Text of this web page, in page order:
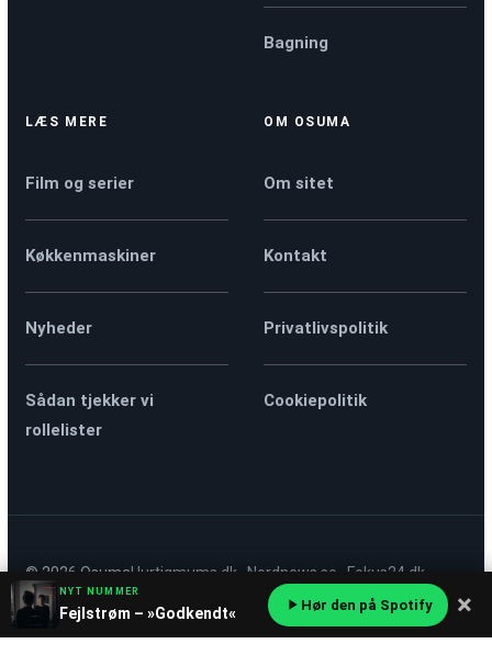
Bagning
LÆS MERE
Film og serier
Køkkenmaskiner
Nyheder
Sådan tjekker vi
rollelister
OM OSUMA
Om sitet
Kontakt
Privatlivspolitik
Cookiepolitik
© 2026 OsumaHurtigmums.dk· Nordnews.se Fokus24.dk
NYT NUMMER
Fejlstrøm – »Godkendt« Hør den på Spotify ×